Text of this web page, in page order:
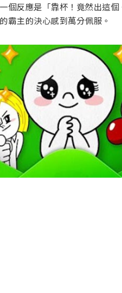
個反應是「靠杯！竟然出這
霸主的決心感到萬分佩服。